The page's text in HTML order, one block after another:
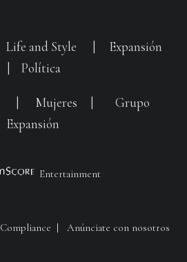
Life and Style
Expansión
Política
Mujeres
Grupo
Expansión
Entertainment
Compliance Anúnciate con nosotros